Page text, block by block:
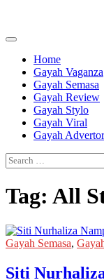
content
Home
Gayah Vaganza
Gayah Semasa
Gayah Review
Gayah Stylo
Gayah Viral
Gayah
Search
for:
Tag: All
Gayah Semasa,
Siti